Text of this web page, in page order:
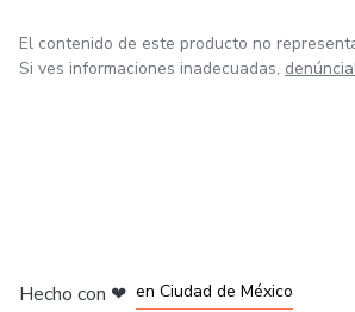
El contenido de este producto no
Si ves informaciones inadecuadas,
Hecho con ❤ en Ciudad de México